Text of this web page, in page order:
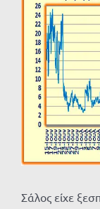
μεγαλύτερης
εικόνας
Σάλος είχε